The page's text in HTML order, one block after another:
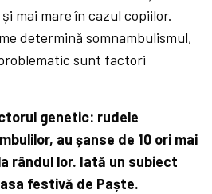
mai mare în cazul copiilor.
determină somnambulismul,
sunt factori
genetic: rudele
au șanse de 10 ori mai
rândul lor. Iată un subiect
festivă de Paște.